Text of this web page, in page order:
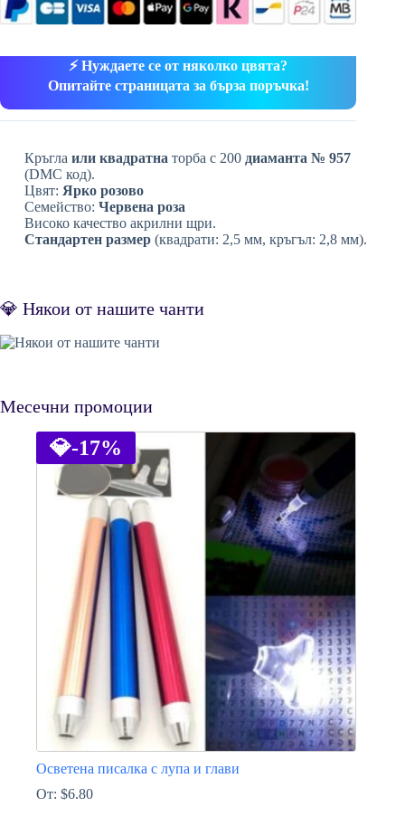
⚡ Нуждаете се от няколко цвята?
Опитайте страницата за бърза поръчка!
Кръгла или квадратна торба с 200 диаманта № 957
(DMC код).
Цвят: Ярко розово
Семейство: Червена роза
Високо качество акрилни щри.
Стандартен размер(квадрати: 2,5 мм, кръгъл: 2,8 мм).
💎 Някои от нашите чанти
Месечни промоции
💎-17%
Осветена писалка с лупа и глави
От: $6.80